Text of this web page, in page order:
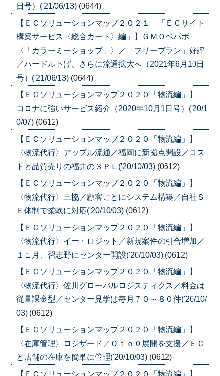
日号）('21/06/13) (0644)
【ＥＣソリューションマップ２０２１ 「ＥＣサイト
構築サービス〈総合カート〉編」】ＧＭＯペパボ
〈「カラーミーショップ」〉／「フリープラン」好評
／ハードル下げ、さらに流通拡大へ（2021年6月10日
号）('21/06/13) (0644)
【ＥＣソリューションマップ２０２０「物流編」】
コロナに強いサービス紹介（2020年10月1日号）('20/1
0/07) (0612)
【ＥＣソリューションマップ２０２０「物流編」】
〈物流代行〉アップル流通／福岡に新拠点開設／コス
トと品質売りの福井の３ＰＬ('20/10/03) (0612)
【ＥＣソリューションマップ２０２０「物流編」】
〈物流代行〉三協／顧客ごとにシステム構築／自社Ｓ
Ｅ体制で柔軟に対応('20/10/03) (0612)
【ＥＣソリューションマップ２０２０「物流編」】
〈物流代行〉イー・ロジット／新規案件の引合増加／
１１月、習志野にセンター開設('20/10/03) (0612)
【ＥＣソリューションマップ２０２０「物流編」】
〈物流代行〉佐川グローバルロジスティクス／料金は
従量課金型／センター見学は毎月７０～８０件('20/10/
03) (0612)
【ＥＣソリューションマップ２０２０「物流編」】
〈在庫管理〉ロジザード／ＯｔｏＯ展開を支援／ＥＣ
と店舗の在庫を簡単に管理('20/10/03) (0612)
【ＥＣソリューションマップ２０２０「物流編」】